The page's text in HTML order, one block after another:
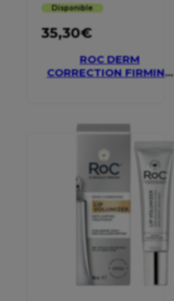
Disponible
35,30€
ROC DERM
CORRECTION FIRMING